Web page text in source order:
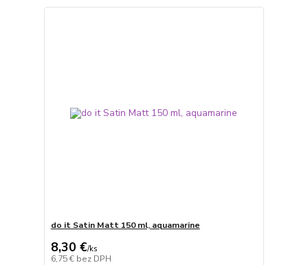
do it Satin Matt 150 ml, aquamarine
8,30 €/ks
6,75 € bez DPH